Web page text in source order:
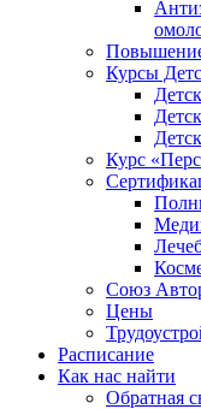
Курсы
Курс
Союз
Цены
Расписание
Как нас найти
Обратная